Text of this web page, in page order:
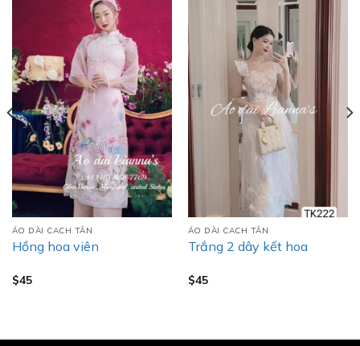
ÁO DÀI CACH TÂN
Hồng hoa viên
$45
ÁO DÀI CACH TÂN
Trắng 2 dây kết hoa
$45